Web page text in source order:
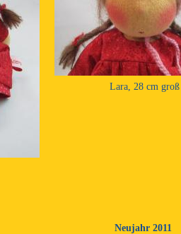
Lara, 28 cm groß
Neujahr 2011